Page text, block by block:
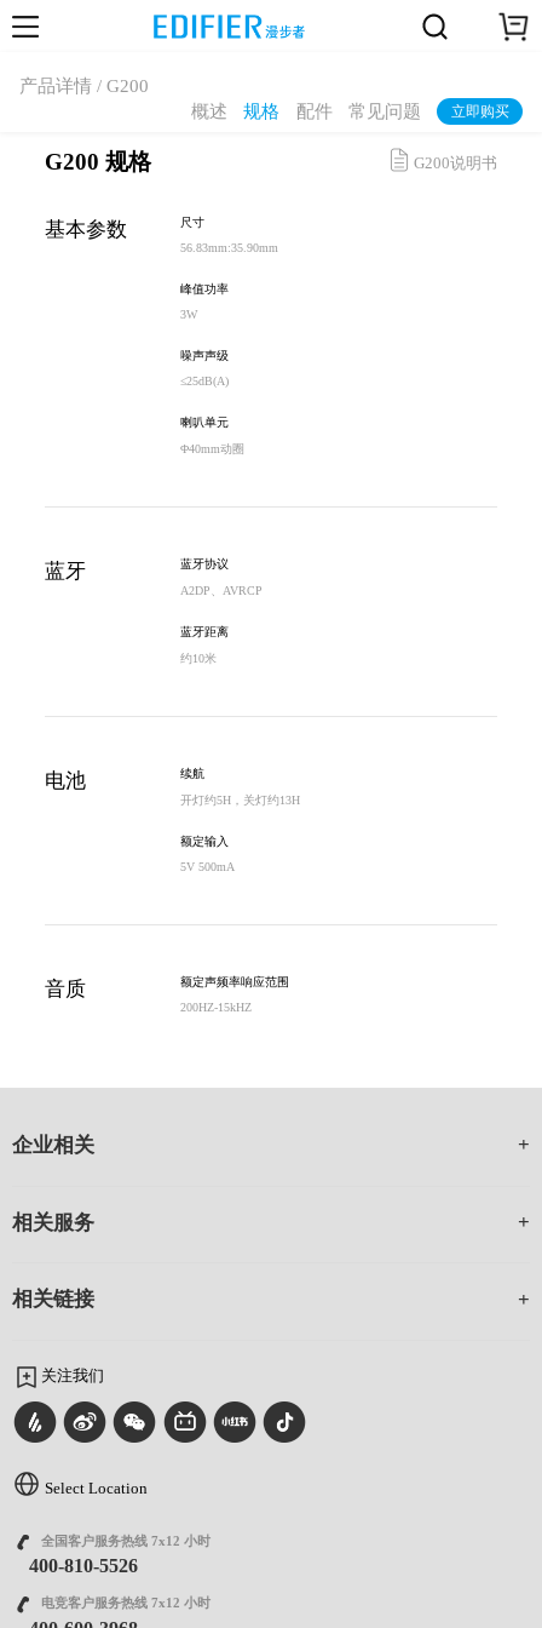
产品详情 / G200
概述
规格 配件 常见问题 立即购买
G200 规格 G200说明书
基本参数
尺寸
56.83mm:35.90mm
峰值功率
3W
噪声声级
≤25dB(A)
喇叭单元
Φ40mm动圈
蓝牙
蓝牙协议
A2DP、AVRCP
蓝牙距离
约10米
电池
续航
开灯约5H，关灯约13H
额定输入
5V 500mA
音质
额定声频率响应范围
200HZ-15kHZ
企业相关
相关服务
相关链接
关注我们
Select Location
全国客户服务热线 7x12 小时
400-810-5526
电竞客户服务热线 7x12 小时